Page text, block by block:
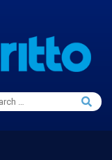
Search